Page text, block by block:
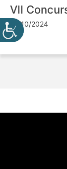
VII
24/10/2024